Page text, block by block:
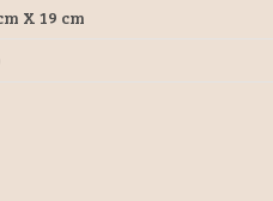
X 19 cm